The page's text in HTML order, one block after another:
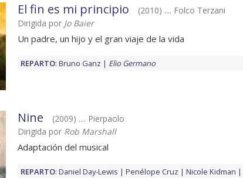
El fin es mi principio
(2010) .... Folco Terzani
Dirigida por Jo Baier
Un padre, un hijo y el gran viaje de la vida
REPARTO: Bruno Ganz Elio Germano
Nine
(2009) .... Pierpaolo
Dirigida por Rob Marshall
Adaptación del musical
REPARTO: Daniel Day-Lewis Penélope Cruz Nicole Kidman